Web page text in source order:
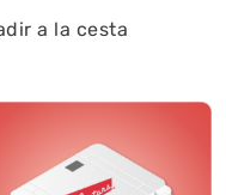
a la cesta